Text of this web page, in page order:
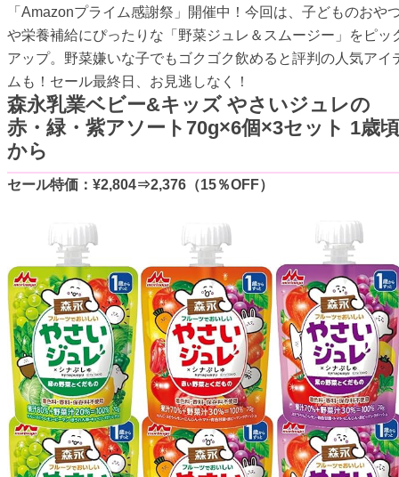
「Amazonプライム感謝祭」開催中！今回は、子どものおや
や栄養補給にぴったりな「野菜ジュレ＆スムージー」をピッ
アップ。野菜嫌いな子でもゴクゴク飲めると評判の人気アイ
ムも！セール最終日、お見逃しなく！
森永乳業ベビー&キッズ やさいジュレの
赤・緑・紫アソート70g×6個×3セット 1歳頃
から
セール特価：¥2,804⇒2,376（15％OFF）